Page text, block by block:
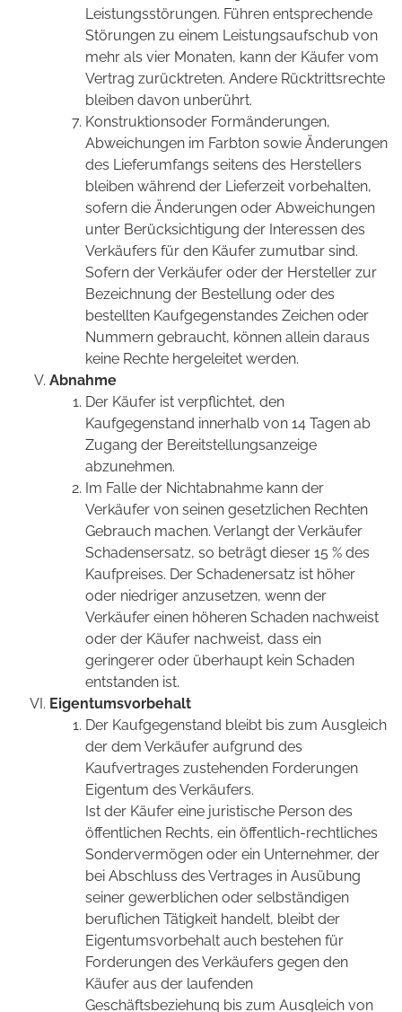
Leistungsstörungen. Führen entsprechende
Störungen zu einem Leistungsaufschub von
mehr als vier Monaten, kann der Käufer vom
Vertrag zurücktreten. Andere Rücktrittsrechte
bleiben davon unberührt.
Konstruktionsoder Formänderungen,
Abweichungen im Farbton sowie Änderungen
des Lieferumfangs seitens des Herstellers
bleiben während der Lieferzeit vorbehalten,
sofern die Änderungen oder Abweichungen
unter Berücksichtigung der Interessen des
Verkäufers für den Käufer zumutbar sind.
Sofern der Verkäufer oder der Hersteller zur
Bezeichnung der Bestellung oder des
bestellten Kaufgegenstandes Zeichen oder
Nummern gebraucht, können allein daraus
keine Rechte hergeleitet werden.
Abnahme
Der Käufer ist verpflichtet, den
Kaufgegenstand innerhalb von 14 Tagen ab
Zugang der Bereitstellungsanzeige
abzunehmen.
Im Falle der Nichtabnahme kann der
Verkäufer von seinen gesetzlichen Rechten
Gebrauch machen. Verlangt der Verkäufer
Schadensersatz, so beträgt dieser 15 % des
Kaufpreises. Der Schadenersatz ist höher
oder niedriger anzusetzen, wenn der
Verkäufer einen höheren Schaden nachweist
oder der Käufer nachweist, dass ein
geringerer oder überhaupt kein Schaden
entstanden ist.
Eigentumsvorbehalt
Der Kaufgegenstand bleibt bis zum Ausgleich
der dem Verkäufer aufgrund des
Kaufvertrages zustehenden Forderungen
Eigentum des Verkäufers.
Ist der Käufer eine juristische Person des
öffentlichen Rechts, ein öffentlich-rechtliches
Sondervermögen oder ein Unternehmer, der
bei Abschluss des Vertrages in Ausübung
seiner gewerblichen oder selbständigen
beruflichen Tätigkeit handelt, bleibt der
Eigentumsvorbehalt auch bestehen für
Forderungen des Verkäufers gegen den
Käufer aus der laufenden
Geschäftsbeziehung bis zum Ausgleich von